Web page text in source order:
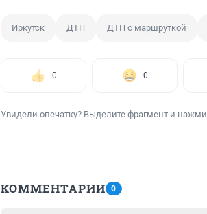
Иркутск ДТП ДТП с маршруткой
0 0
Увидели опечатку? Выделите фрагмент и
КОММЕНТАРИИ 0